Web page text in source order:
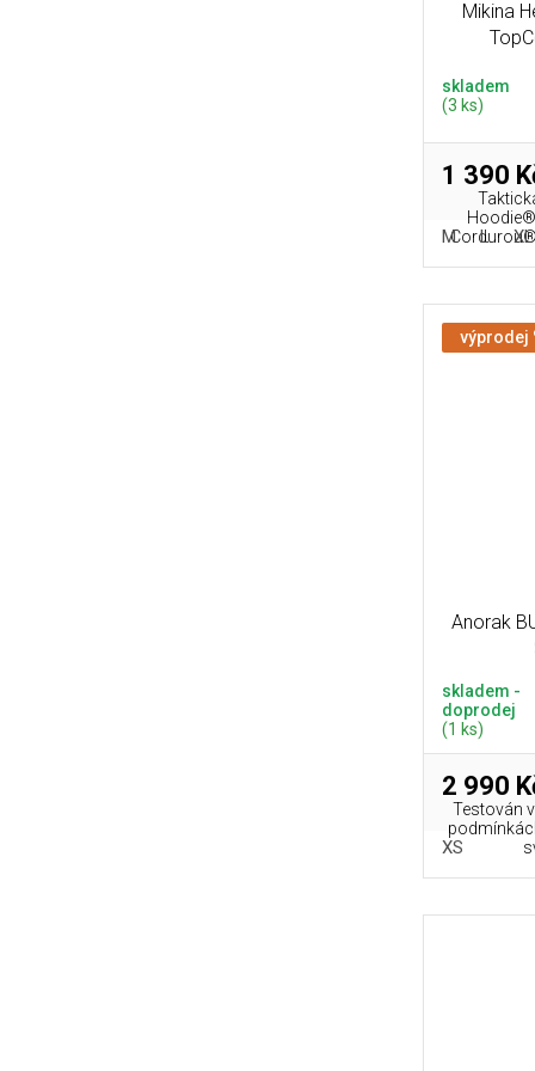
Mikina
skladem
(3 ks)
1 390
Cordurou®
M L XL
výprodej
Anorak
skladem -
doprodej
(1 ks)
2 990
Testován
XS